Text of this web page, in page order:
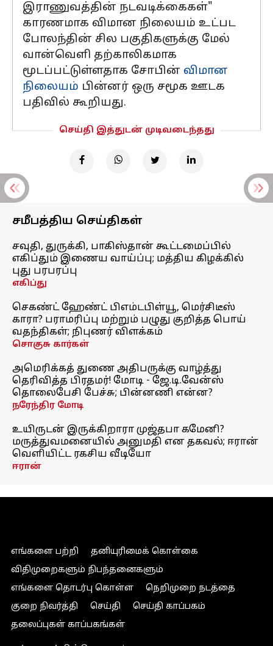
இராணுவத்தின் நடவடிக்கைகள்"
காரணமாக விமான நிலையம் உட்பட
போலந்தின் சில பகுதிகளுக்கு மேல்
வான்வெளி தற்காலிகமாக
மூடப்பட்டுள்ளதாக சோபின் விமான
நிலையம் பின்னர் ஒரு சமூக ஊடக
பதிவில் கூறியது.
செய்தி இத்துடன் முடிவடைந்தது
சமீபத்திய செய்திகள்
சவுதி, துருக்கி, பாகிஸ்தான் கூட்டமைப்பில்
எகிப்தும் இணைய வாய்ப்பு; மத்திய கிழக்கில்
புது பரபரப்பு
எகிப்து
செகண்ட் ஹேண்ட் பிஎம்டபிள்யூ, மெர்சிடீஸ்
காரா? பராமரிப்பு மற்றும் பழுது குறித்த பொய்
வதந்திகள்; நிபுணர் விளக்கம்
சொகுசு கார்கள்
அமெரிக்கத் துணை அதிபருக்கு வாழ்த்து
தெரிவித்த பிரதமர்! மோடி - ஜே.டி.வேன்ஸ்
தொலைபேசி பேச்சு; பின்னணி என்ன?
நரேந்திர மோடி
உயிருடன் இருக்கிறாரா முஜ்தபா கமேனி?
மருத்துவமனையில் அனுமதி என தகவல்; ஈரான்
வெளியிட்ட ரகசிய வீடியோ
ஈரான்
எங்களை பற்றி
தனியுரிமைக் கொள்கை
விதிமுறைகளும் நிபந்தனைகளும்
எங்களை தொடர்பு கொள்ள
நெறிமுறை நடத்தை
குறை நிவர்த்தி
செய்தி
செய்தி காப்பகம்
தலைப்புகள் காப்பகங்கள்